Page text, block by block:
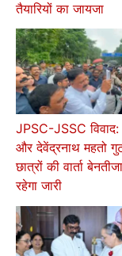
तैयारियों का जायजा
JPSC-JSSC
और देवेंद्रनाथ महतो
छात्रों की वार्ता
रहेगा जारी